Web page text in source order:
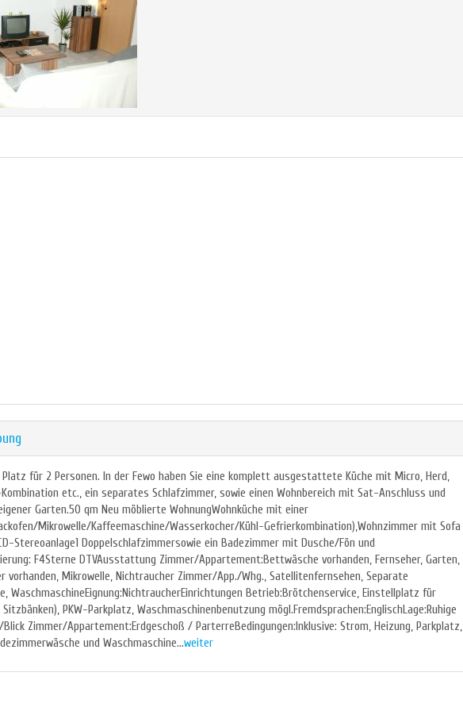
für 2 Personen. In der Fewo haben Sie eine komplett ausgestattete Küche mit Micro, Herd,
etc., ein separates Schlafzimmer, sowie einen Wohnbereich mit Sat-Anschluss und
Garten.50 qm Neu möblierte WohnungWohnküche mit einer
Mikrowelle/Kaffeemaschine/Wasserkocher/Kühl-Gefrierkombination),Wohnzimmer mit Sofa
Stereoanlage1 Doppelschlafzimmersowie ein Badezimmer mit Dusche/Fön und
F4Sterne DTVAusstattung Zimmer/Appartement:Bettwäsche vorhanden, Fernseher, Garten,
vorhanden, Mikrowelle, Nichtraucher Zimmer/App./Whg., Satellitenfernsehen, Separate
WaschmaschineEignung:NichtraucherEinrichtungen Betrieb:Brötchenservice, Einstellplatz für
PKW-Parkplatz, Waschmaschinenbenutzung mögl.Fremdsprachen:EnglischLage:Ruhige
Blick Zimmer/Appartement:Erdgeschoß / ParterreBedingungen:Inklusive: Strom, Heizung, Parkplatz,
und Waschmaschine...weiter